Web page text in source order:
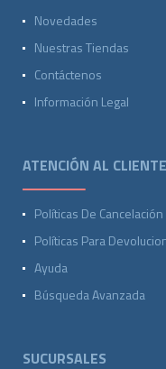
Novedades
Nuestras Tiendas
Contáctenos
Información Legal
ATENCIÓN AL CLIENTE
Políticas De Cancelación
Políticas Para
Ayuda
Búsqueda Avanzada
SUCURSALES